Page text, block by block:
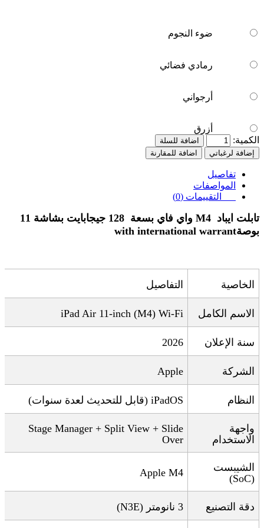
ضوء النجوم
رمادي فضائي
أرجواني
أزرق
الكمية:
اضافة للسلة
إضافة لرغباتي
اضافة للمقارنة
تفاصيل
المواصفات
التقييمات (0)
تابلت ايباد M4 واي فاي بسعة 128 جيجابايت بشاشة 11
بوصةwith international warrant
الخاصية التفاصيل
الاسم الكامل iPad Air 11-inch (M4) Wi-Fi
سنة الإعلان 2026
الشركة Apple
النظام iPadOS ( قابل للتحديث لعدة سنوات)
واجهة
الاستخدام
Stage Manager + Split View + Slide
Over
الشيبست
(SoC)
Apple M4
دقة التصنيع 3 نانومتر (N3E)